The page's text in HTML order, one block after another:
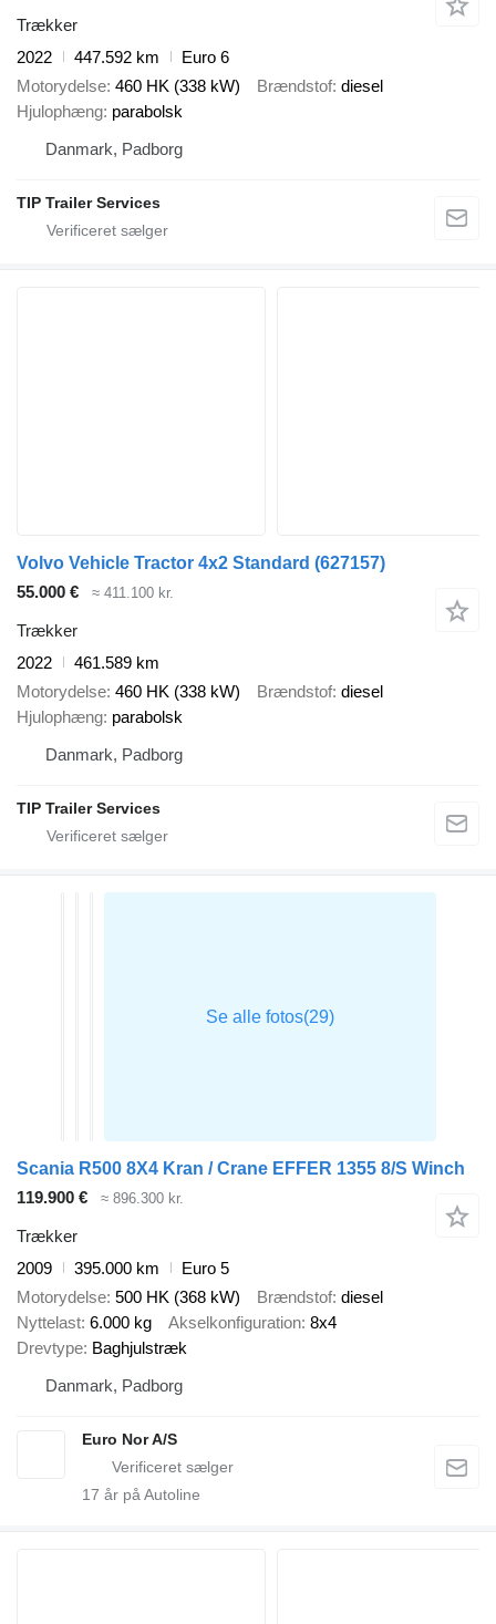
Trækker
2022
447.592 km
Euro 6
Motorydelse 460 HK (338 kW) Brændstof diesel
Hjulophæng parabolsk
Danmark, Padborg
TIP Trailer Services
Volvo Vehicle Tractor 4x2 Standard (627157)
55.000 €
≈ 411.100 kr.
Trækker
2022
461.589 km
Motorydelse 460 HK (338 kW) Brændstof diesel
Hjulophæng parabolsk
Danmark, Padborg
TIP Trailer Services
Scania R500 8X4 Kran / Crane EFFER 1355 8/S Winch
119.900 €
≈ 896.300 kr.
Trækker
2009
395.000 km
Euro 5
Motorydelse 500 HK (368 kW) Brændstof diesel
Nyttelast 6.000 kg Akselkonfiguration 8x4
Drevtype Baghjulstræk
Danmark, Padborg
Euro Nor A/S
17 år på Autoline